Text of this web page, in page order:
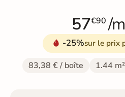
57€90 /
-25%sur le prix
83,38 € / boîte 1.44